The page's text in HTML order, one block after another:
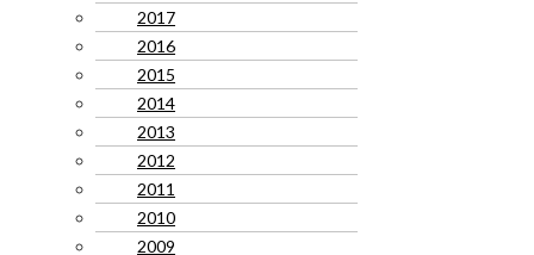
2017
2016
2015
2014
2013
2012
2011
2010
2009